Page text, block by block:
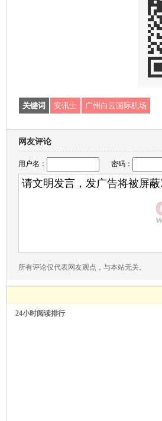
关键词 安讯士 广州白云国际机场
网友评论
用户名： 密码：
所有评论仅代表网友观点，与本站无关。
24小时阅读排行